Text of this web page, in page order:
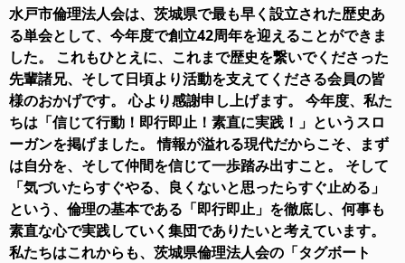
水戸市倫理法人会は、茨城県で最も早く設立された歴史あ
る単会として、今年度で創立42周年を迎えることができま
した。 これもひとえに、これまで歴史を繋いでくださった
先輩諸兄、そして日頃より活動を支えてくださる会員の皆
様のおかげです。 心より感謝申し上げます。 今年度、私た
ちは「信じて行動！即行即止！素直に実践！」というスロ
ーガンを掲げました。 情報が溢れる現代だからこそ、まず
は自分を、そして仲間を信じて一歩踏み出すこと。 そして
「気づいたらすぐやる、良くないと思ったらすぐ止める」
という、倫理の基本である「即行即止」を徹底し、何事も
素直な心で実践していく集団でありたいと考えています。
私たちはこれからも、茨城県倫理法人会の「タグボート